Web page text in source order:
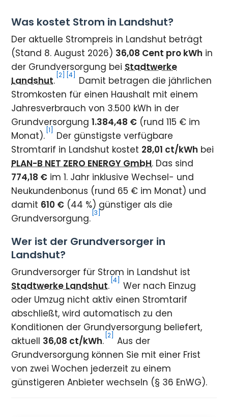
Was kostet Strom in Landshut?
Der aktuelle Strompreis in Landshut beträgt
(Stand 8. August 2026) 36,08 Cent pro kWh in
der Grundversorgung beiStadtwerke
Landshut. [2] [4]
Damit betragen die jährlichen
Stromkosten für einen Haushalt mit einem
Jahresverbrauch von 3.500 kWh in der
Grundversorgung1.384,48 € (rund 115 € im
Monat). [1]
Der günstigste verfügbare
Stromtarif in Landshut kostet 28,01 ct/kWh bei
PLAN-B NET ZERO ENERGY GmbH. Das sind
774,18 € im 1. Jahr inklusive Wechsel- und
Neukundenbonus (rund 65 € im Monat) und
damit 610 € (44 %) günstiger als die
Grundversorgung. [3]
Wer ist der Grundversorger in
Landshut?
Grundversorger für Strom in Landshut ist
Stadtwerke Landshut. [4]
Wer nach Einzug
oder Umzug nicht aktiv einen Stromtarif
abschließt, wird automatisch zu den
Konditionen der Grundversorgung beliefert,
aktuell 36,08 ct/kWh. [2]
Aus der
Grundversorgung können Sie mit einer Frist
von zwei Wochen jederzeit zu einem
günstigeren Anbieter wechseln (§ 36 EnWG).